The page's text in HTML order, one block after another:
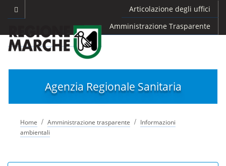
Articolazione degli uffici
Amministrazione Trasparente
Agenzia Regionale Sanitaria
Home / Amministrazione trasparente / Informazioni
ambientali